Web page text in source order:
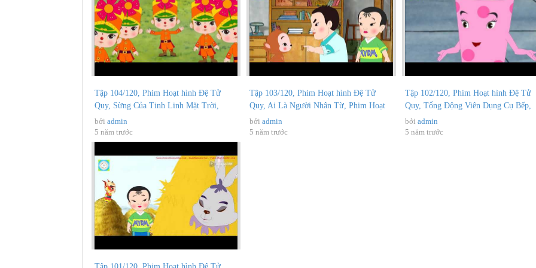
Tập 104/120, Phim Hoạt hình Đệ Tử
Quy, Sừng Của Tinh Linh Mặt Trời,
Phim...
bởi admin
5 năm trước
Tập 103/120, Phim Hoạt hình Đệ Tử
Quy, Ai Là Người Nhân Từ, Phim Hoạt
hình...
bởiadmin
5 năm trước
Tập 102/120, Phim Hoạt hình Đệ Tử
Quy, Tổng Động Viên Dụng Cụ Bếp,
Phim...
bởi admin
5 năm trước